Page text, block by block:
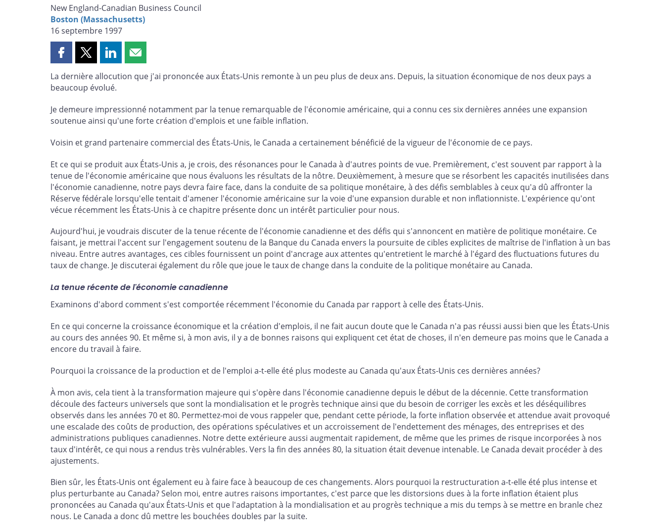
New England-Canadian Business Council
Boston (Massachusetts)
16 septembre 1997
Partager
page
sur
Partager
page
sur
Partager
page
sur
Partager
page
La dernière allocution que j'ai prononcée aux États-Unis remonte à un peu plus de deux ans. Depuis, la situation économique de nos deux pays a
beaucoup évolué.
Je demeure impressionné notamment par la tenue remarquable de l'économie américaine, qui a connu ces six dernières années une expansion
soutenue ainsi qu'une forte création d'emplois et une faible inflation.
Voisin et grand partenaire commercial des États-Unis, le Canada a certainement bénéficié de la vigueur de l'économie de ce pays.
Et ce qui se produit aux États-Unis a, je crois, des résonances pour le Canada à d'autres points de vue. Premièrement, c'est souvent par rapport à la
tenue de l'économie américaine que nous évaluons les résultats de la nôtre. Deuxièmement, à mesure que se résorbent les capacités inutilisées dans
l'économie canadienne, notre pays devra faire face, dans la conduite de sa politique monétaire, à des défis semblables à ceux qu'a dû affronter la
Réserve fédérale lorsqu'elle tentait d'amener l'économie américaine sur la voie d'une expansion durable et non inflationniste. L'expérience qu'ont
vécue récemment les États-Unis à ce chapitre présente donc un intérêt particulier pour nous.
Aujourd'hui, je voudrais discuter de la tenue récente de l'économie canadienne et des défis qui s'annoncent en matière de politique monétaire. Ce
faisant, je mettrai l'accent sur l'engagement soutenu de la Banque du Canada envers la poursuite de cibles explicites de maîtrise de l'inflation à un bas
niveau. Entre autres avantages, ces cibles fournissent un point d'ancrage aux attentes qu'entretient le marché à l'égard des fluctuations futures du
taux de change. Je discuterai également du rôle que joue le taux de change dans la conduite de la politique monétaire au Canada.
La tenue récente de l'économie canadienne
Examinons d'abord comment s'est comportée récemment l'économie du Canada par rapport à celle des États-Unis.
En ce qui concerne la croissance économique et la création d'emplois, il ne fait aucun doute que le Canada n'a pas réussi aussi bien que les États-Unis
au cours des années 90. Et même si, à mon avis, il y a de bonnes raisons qui expliquent cet état de choses, il n'en demeure pas moins que le Canada a
encore du travail à faire.
Pourquoi la croissance de la production et de l'emploi a-t-elle été plus modeste au Canada qu'aux États-Unis ces dernières années?
À mon avis, cela tient à la transformation majeure qui s'opère dans l'économie canadienne depuis le début de la décennie. Cette transformation
découle des facteurs universels que sont la mondialisation et le progrès technique ainsi que du besoin de corriger les excès et les déséquilibres
observés dans les années 70 et 80. Permettez-moi de vous rappeler que, pendant cette période, la forte inflation observée et attendue avait provoqué
une escalade des coûts de production, des opérations spéculatives et un accroissement de l'endettement des ménages, des entreprises et des
administrations publiques canadiennes. Notre dette extérieure aussi augmentait rapidement, de même que les primes de risque incorporées à nos
taux d'intérêt, ce qui nous a rendus très vulnérables. Vers la fin des années 80, la situation était devenue intenable. Le Canada devait procéder à des
ajustements.
Bien sûr, les États-Unis ont également eu à faire face à beaucoup de ces changements. Alors pourquoi la restructuration a-t-elle été plus intense et
plus perturbante au Canada? Selon moi, entre autres raisons importantes, c'est parce que les distorsions dues à la forte inflation étaient plus
prononcées au Canada qu'aux États-Unis et que l'adaptation à la mondialisation et au progrès technique a mis du temps à se mettre en branle chez
nous. Le Canada a donc dû mettre les bouchées doubles par la suite.